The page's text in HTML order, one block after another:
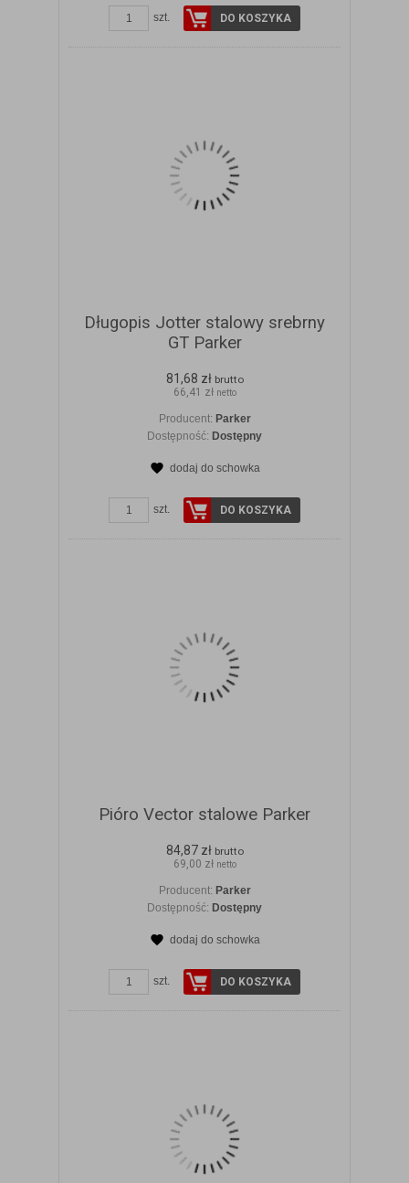
szt. DO KOSZYKA
Długopis Jotter stalowy srebrny
GT Parker
81,68 zł brutto
66,41 zł netto
Producent: Parker
Dostępność: Dostępny
dodaj do schowka
szt. DO KOSZYKA
Pióro Vector stalowe Parker
84,87 zł brutto
69,00 zł netto
Producent: Parker
Dostępność: Dostępny
dodaj do schowka
szt. DO KOSZYKA